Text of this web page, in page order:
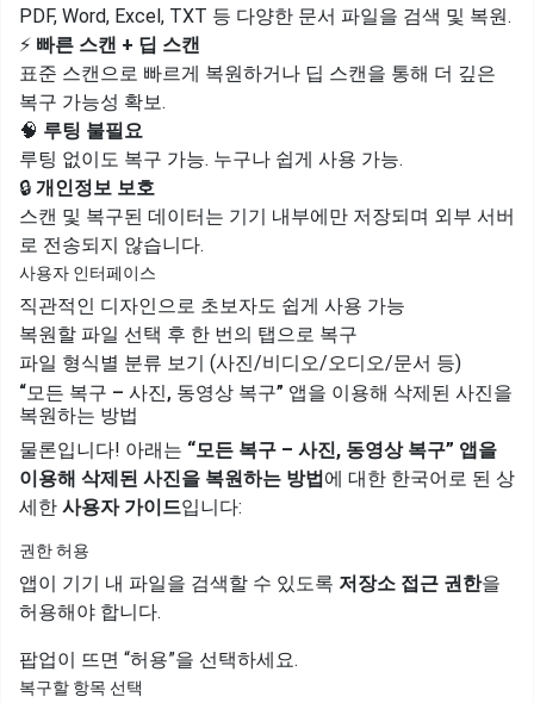
PDF, Word, Excel, TXT 등 다양한 문서 파일을 검색 및 복원.
⚡ 빠른 스캔 + 딥 스캔
표준 스캔으로 빠르게 복원하거나 딥 스캔을 통해 더 깊은
복구 가능성 확보.
🧠 루팅 불필요
루팅 없이도 복구 가능. 누구나 쉽게 사용 가능.
🔒 개인정보 보호
스캔 및 복구된 데이터는 기기 내부에만 저장되며 외부 서버
로 전송되지 않습니다.
사용자 인터페이스
직관적인 디자인으로 초보자도 쉽게 사용 가능
복원할 파일 선택 후 한 번의 탭으로 복구
파일 형식별 분류 보기 (사진/비디오/오디오/문서 등)
“모든 복구 – 사진, 동영상 복구” 앱을 이용해 삭제된 사진을
복원하는 방법
물론입니다! 아래는 “모든 복구 – 사진, 동영상 복구” 앱을
이용해 삭제된 사진을 복원하는 방법에 대한 한국어로 된 상
세한 사용자 가이드입니다:
권한 허용
앱이 기기 내 파일을 검색할 수 있도록 저장소 접근 권한을
허용해야 합니다.
팝업이 뜨면 “허용”을 선택하세요.
복구할 항목 선택